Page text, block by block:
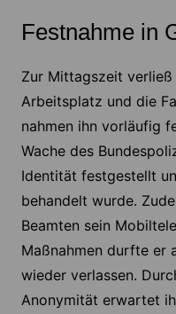
Festnahme in
Zur Mittagszeit
Arbeitsplatz und die
nahmen ihn vorläufig
Wache des
Identität festgestellt
behandelt wurde.
Beamten sein
Maßnahmen durfte er
wieder verlassen.
Anonymität erwartet